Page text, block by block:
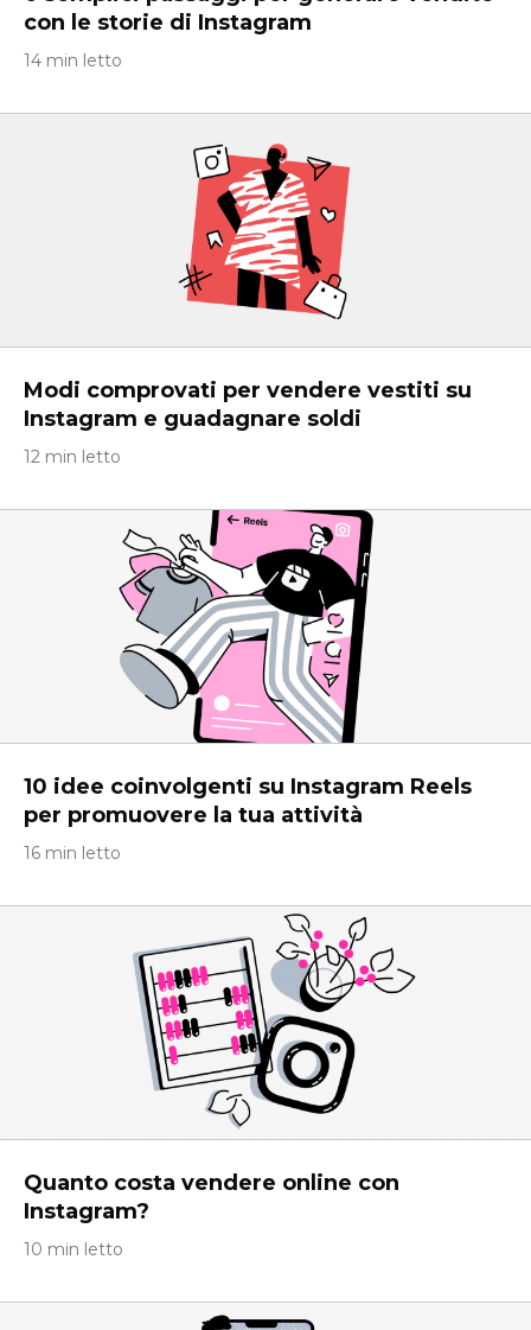
con le storie di Instagram
14 min letto
Modi comprovati per vendere vestiti su
Instagram e guadagnare soldi
12 min letto
10 idee coinvolgenti su Instagram Reels
per promuovere la tua attività
16 min letto
Quanto costa vendere online con
Instagram?
10 min letto